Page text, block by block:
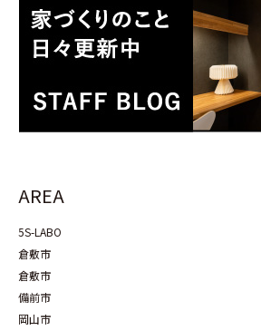
AREA
5S-LABO
倉敷市
倉敷市
備前市
岡山市